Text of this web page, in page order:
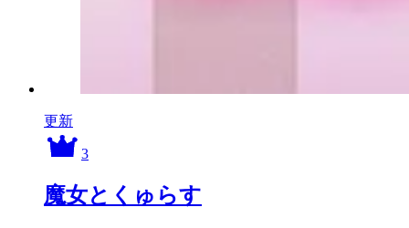
更新
3
魔女とくゅらす